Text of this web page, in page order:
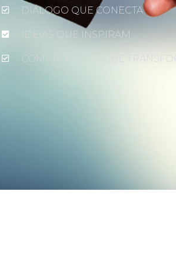
DIÁLOGO QUE CONECTA
IDEIAS QUE INSPIRAM
COMPROMISSO QUE